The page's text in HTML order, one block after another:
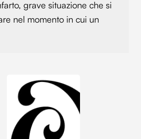
grave situazione che si
nel momento in cui un